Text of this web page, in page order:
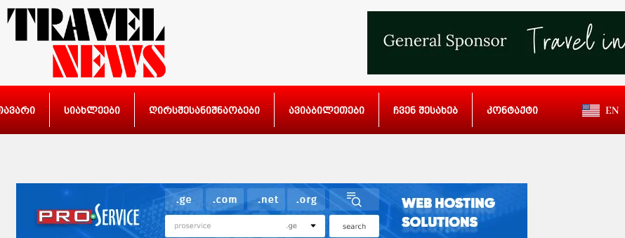
სიახლეები ღირსშესანიშნაობები ავიაბილეთები ჩვენ შესახებ კონტაქტი EN